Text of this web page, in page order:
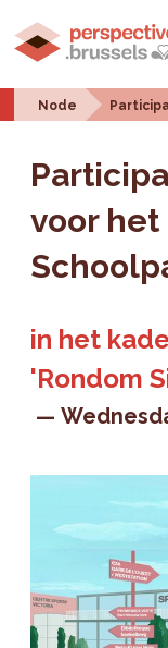
Node
voor het
in het
'Rondom